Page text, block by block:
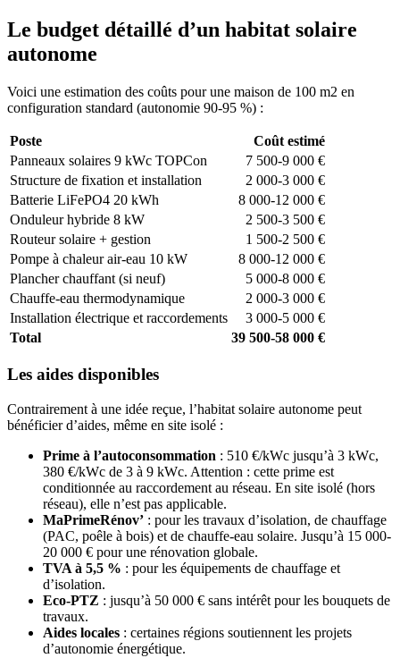
Le budget détaillé d’un habitat solaire
autonome
Voici une estimation des coûts pour une maison de 100 m2 en
configuration standard (autonomie 90-95 %) :
Poste
Coût estimé
Panneaux solaires 9 kWc TOPCon
7 500-9 000 €
Structure de fixation et installation
2 000-3 000 €
Batterie LiFePO4 20 kWh
8 000-12 000 €
Onduleur hybride 8 kW
2 500-3 500 €
Routeur solaire + gestion
1 500-2 500 €
Pompe à chaleur air-eau 10 kW
8 000-12 000 €
Plancher chauffant (si neuf)
5 000-8 000 €
Chauffe-eau thermodynamique
2 000-3 000 €
Installation électrique et raccordements
3 000-5 000 €
Total
39 500-58 000 €
Les aides disponibles
Contrairement à une idée reçue, l’habitat solaire autonome peut
bénéficier d’aides, même en site isolé :
Prime à l’autoconsommation : 510 €/kWc jusqu’à 3 kWc,
380 €/kWc de 3 à 9 kWc. Attention : cette prime est
conditionnée au raccordement au réseau. En site isolé (hors
réseau), elle n’est pas applicable.
MaPrimeRénov’ : pour les travaux d’isolation, de chauffage
(PAC, poêle à bois) et de chauffe-eau solaire. Jusqu’à 15 000-
20 000 € pour une rénovation globale.
TVA à 5,5 % : pour les équipements de chauffage et
d’isolation.
Eco-PTZ : jusqu’à 50 000 € sans intérêt pour les bouquets de
travaux.
Aides locales : certaines régions soutiennent les projets
d’autonomie énergétique.